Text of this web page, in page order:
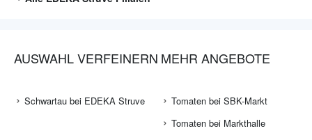
AUSWAHL VERFEINERN
Schwartau bei EDEKA Struve
MEHR ANGEBOTE
Tomaten bei SBK-Markt
Tomaten bei Markthalle